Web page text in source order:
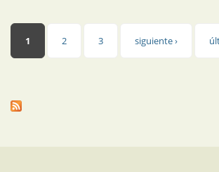
Páginas
1 2 3 siguiente ›